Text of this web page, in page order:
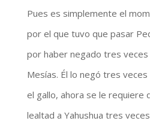
Pues es simplemente el
por el que tuvo que pasar
por haber negado tres
Mesías. Él lo negó tres
el gallo, ahora se le requiere
lealtad a Yahushua tres